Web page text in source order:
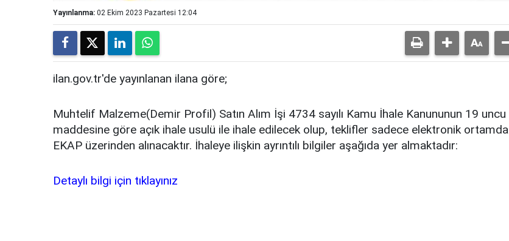
Yayınlanma: 02 Ekim 2023 Pazartesi 12:04
ilan.gov.tr'de yayınlanan ilana göre;
Muhtelif Malzeme(Demir Profil) Satın Alım İşi 4734 sayılı Kamu İhale Kanununun 19 uncu
maddesine göre açık ihale usulü ile ihale edilecek olup, teklifler sadece elektronik ortamda
EKAP üzerinden alınacaktır. İhaleye ilişkin ayrıntılı bilgiler aşağıda yer almaktadır:
Detaylı bilgi için tıklayınız